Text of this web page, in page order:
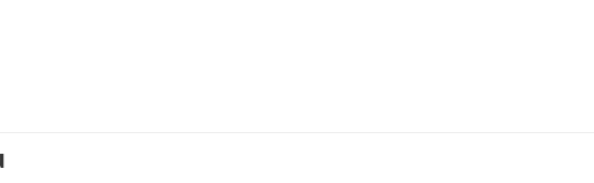
компоновку аккумулятора и изготовить корпус более